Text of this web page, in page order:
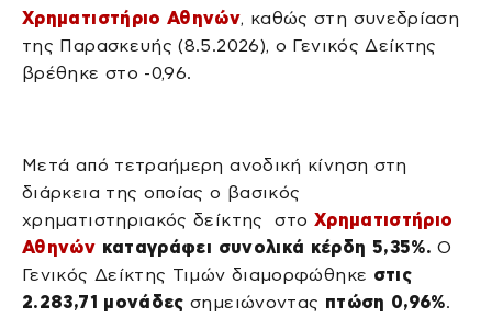
Χρηματιστήριο Αθηνών, καθώς στη συνεδρίαση
της Παρασκευής (8.5.2026), ο Γενικός Δείκτης
βρέθηκε στο -0,96.
Μετά από τετραήμερη ανοδική κίνηση στη
διάρκεια της οποίας ο βασικός
χρηματιστηριακός δείκτης στο Χρηματιστήριο
Αθηνών καταγράφει συνολικά κέρδη 5,35%.Ο
Γενικός Δείκτης Τιμών διαμορφώθηκε στις
2.283,71 μονάδες σημειώνοντας πτώση 0,96%.